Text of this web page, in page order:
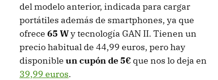
del modelo anterior, indicada para cargar
portátiles además de smartphones, ya que
ofrece 65 Wy tecnología GAN II. Tienen un
precio habitual de 44,99 euros, pero hay
disponible un cupón de 5€ que nos lo deja en
39,99 euros.